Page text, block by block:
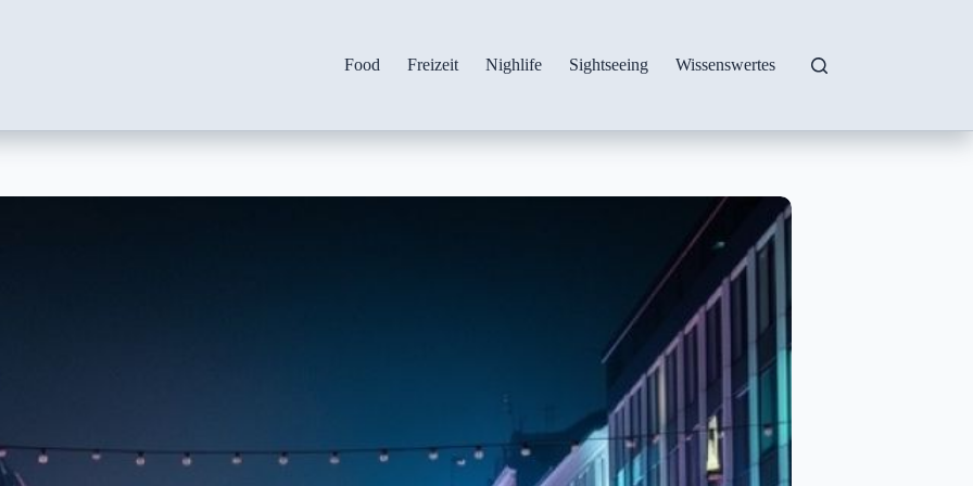
Food Freizeit Nighlife Sightseeing Wissenswertes